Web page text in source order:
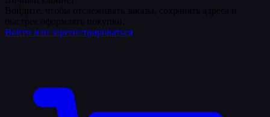
Войти или зарегистрироваться